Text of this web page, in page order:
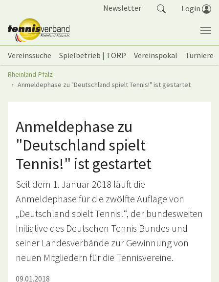
Newsletter Login
Vereinssuche Spielbetrieb | TORP Vereinspokal
Turniere
Sie sind hier:
Rheinland-Pfalz
Anmeldephase zu "Deutschland spielt Tennis!" ist gestartet
Anmeldephase zu
"Deutschland spielt
Tennis!" ist gestartet
Seit dem 1. Januar 2018 läuft die
Anmeldephase für die zwölfte Auflage von
„Deutschland spielt Tennis!“, der bundesweiten
Initiative des Deutschen Tennis Bundes und
seiner Landesverbände zur Gewinnung von
neuen Mitgliedern für die Tennisvereine.
09.01.2018